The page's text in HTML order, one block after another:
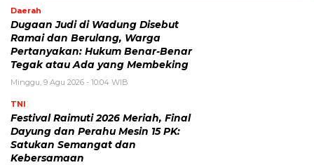
Daerah
Dugaan Judi di Wadung Disebut
Ramai dan Berulang, Warga
Pertanyakan: Hukum Benar-Benar
Tegak atau Ada yang Membeking
Minggu, 9 Agu 2026 - 10:04 WIB
TNI
Festival Raimuti 2026 Meriah, Final
Dayung dan Perahu Mesin 15 PK:
Satukan Semangat dan
Kebersamaan